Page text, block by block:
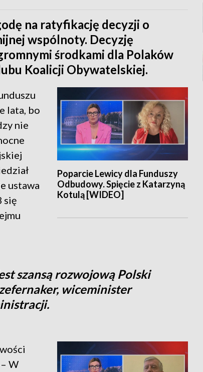
na ratyfikację decyzji o
wspólnoty. Decyzję
środkami dla Polaków
Koalicji Obywatelskiej.
Poparcie Lewicy dla Funduszy
Odbudowy. Spięcie z Katarzyną
Kotulą [WIDEO]
lata, bo
nie
ustawa
się
szansą rozwojową Polski
wiceminister
W